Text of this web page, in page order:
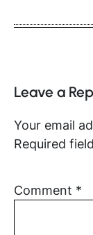
Leave a
Your email
Required
Comment *